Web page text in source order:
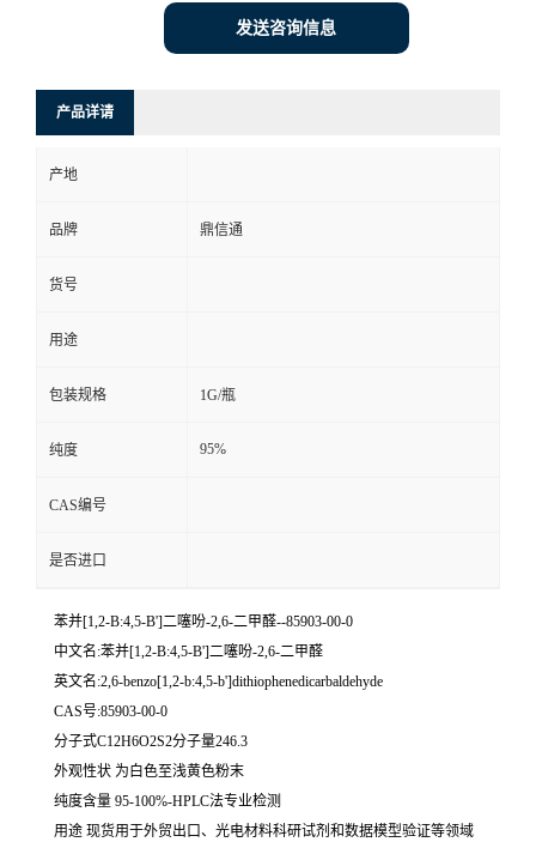
发送咨询信息
产品详请
产地
品牌 鼎信通
货号
用途
包装规格 1G/瓶
纯度 95%
CAS编号
是否进口
苯并[1,2-B:4,5-B']二噻吩-2,6-二甲醛--85903-00-0
中文名:苯并[1,2-B:4,5-B']二噻吩-2,6-二甲醛
英文名:2,6-benzo[1,2-b:4,5-b']dithiophenedicarbaldehyde
CAS号:85903-00-0
分子式C12H6O2S2分子量246.3
外观性状 为白色至浅黄色粉末
纯度含量 95-100%-HPLC法专业检测
用途 现货用于外贸出口、光电材料科研试剂和数据模型验证等领域